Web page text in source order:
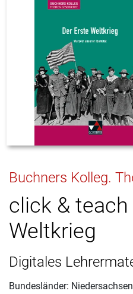
Buchners Kolleg.
click & teach
Weltkrieg
Digitales
Bundesländer: Niedersachsen